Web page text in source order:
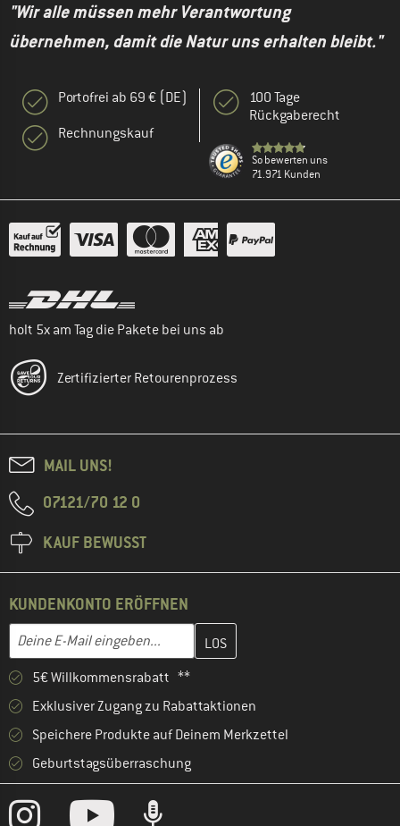
"Wir alle müssen mehr Verantwortung
übernehmen, damit die Natur uns erhalten bleibt."
Portofrei ab 69 € (DE)
Rechnungskauf
100 Tage
Rückgaberecht
So bewerten uns
71.971 Kunden
holt 5x am Tag die Pakete bei uns ab
Zertifizierter Retourenprozess
MAIL UNS!
07121/70 12 0
KAUF BEWUSST
KUNDENKONTO ERÖFFNEN
E-Mail-Adresse
Gib hier deine E-Mail-Adresse ein und erstelle im nächsten
5€ Willkommensrabatt **
Exklusiver Zugang zu Rabattaktionen
Speichere Produkte auf Deinem Merkzettel
Geburtstagsüberraschung